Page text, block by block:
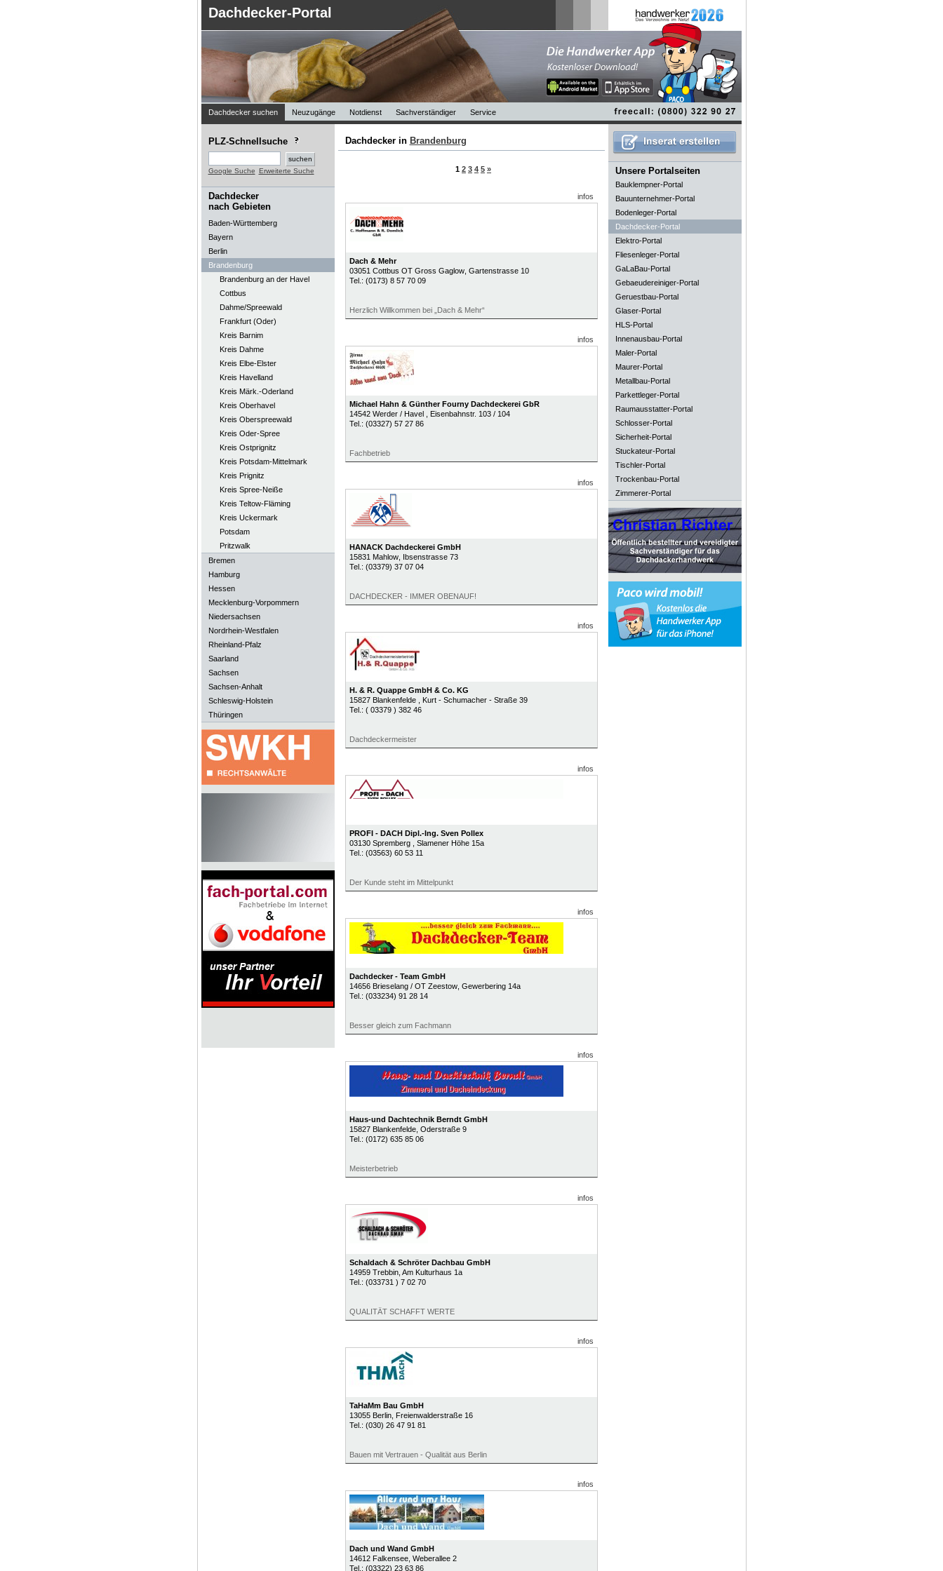
Dachdecker-Portal
Dachdecker suchen Neuzugänge Notdienst Sachverständiger Service
PLZ-Schnellsuche
Google Suche Erweiterte Suche
Dachdecker
nach Gebieten
Baden-Württemberg
Bayern
Berlin
Brandenburg
Brandenburg an der Havel
Cottbus
Dahme/Spreewald
Frankfurt (Oder)
Kreis Barnim
Kreis Dahme
Kreis Elbe-Elster
Kreis Havelland
Kreis Märk.-Oderland
Kreis Oberhavel
Kreis Oberspreewald
Kreis Oder-Spree
Kreis Ostprignitz
Kreis Potsdam-Mittelmark
Kreis Prignitz
Kreis Spree-Neiße
Kreis Teltow-Fläming
Kreis Uckermark
Potsdam
Pritzwalk
Bremen
Hamburg
Hessen
Mecklenburg-Vorpommern
Niedersachsen
Nordrhein-Westfalen
Rheinland-Pfalz
Saarland
Sachsen
Sachsen-Anhalt
Schleswig-Holstein
Thüringen
Dachdecker in Brandenburg
1 2 3 4 5 »
infos
Dach & Mehr
03051 Cottbus OT Gross Gaglow, Gartenstrasse 10
Tel.: (0173) 8 57 70 09
Herzlich Willkommen bei „Dach & Mehr“
infos
Michael Hahn & Günther Fourny Dachdeckerei GbR
14542 Werder / Havel
, Eisenbahnstr. 103 / 104
Tel.: (03327) 57 27 86
Fachbetrieb
infos
HANACK Dachdeckerei GmbH
15831 Mahlow, Ibsenstrasse 73
Tel.: (03379) 37 07 04
DACHDECKER - IMMER OBENAUF!
infos
H. & R. Quappe GmbH & Co. KG
15827 Blankenfelde
, Kurt - Schumacher - Straße 39
Tel.: ( 03379 ) 382 46
Dachdeckermeister
infos
PROFI - DACH Dipl.-Ing. Sven Pollex
03130 Spremberg
, Slamener Höhe 15a
Tel.: (03563) 60 53 11
Der Kunde steht im Mittelpunkt
infos
Dachdecker - Team GmbH
14656 Brieselang / OT Zeestow, Gewerbering 14a
Tel.: (033234) 91 28 14
Besser gleich zum Fachmann
infos
Haus-und Dachtechnik Berndt GmbH
15827 Blankenfelde, Oderstraße 9
Tel.: (0172) 635 85 06
Meisterbetrieb
infos
Schaldach & Schröter Dachbau GmbH
14959 Trebbin, Am Kulturhaus 1a
Tel.: (033731 ) 7 02 70
QUALITÄT SCHAFFT WERTE
infos
TaHaMm Bau GmbH
13055 Berlin, Freienwalderstraße 16
Tel.: (030) 26 47 91 81
Bauen mit Vertrauen - Qualität aus Berlin
infos
Dach und Wand GmbH
14612 Falkensee, Weberallee 2
Tel.: (03322) 23 63 86
Unsere Portalseiten
Bauklempner-Portal
Bauunternehmer-Portal
Bodenleger-Portal
Dachdecker-Portal
Elektro-Portal
Fliesenleger-Portal
GaLaBau-Portal
Gebaeudereiniger-Portal
Geruestbau-Portal
Glaser-Portal
HLS-Portal
Innenausbau-Portal
Maler-Portal
Maurer-Portal
Metallbau-Portal
Parkettleger-Portal
Raumausstatter-Portal
Schlosser-Portal
Sicherheit-Portal
Stuckateur-Portal
Tischler-Portal
Trockenbau-Portal
Zimmerer-Portal